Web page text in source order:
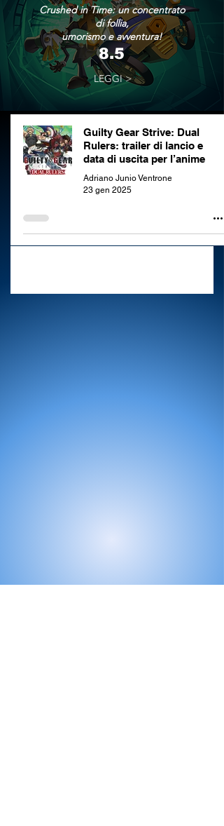
Crushed in Time: un concentrato
di follia,
umorismo e avventura!
8.5
LEGGI >
Guilty Gear Strive: Dual
Rulers: trailer di lancio e
data di uscita per l’anime
Adriano Junio Ventrone
23 gen 2025